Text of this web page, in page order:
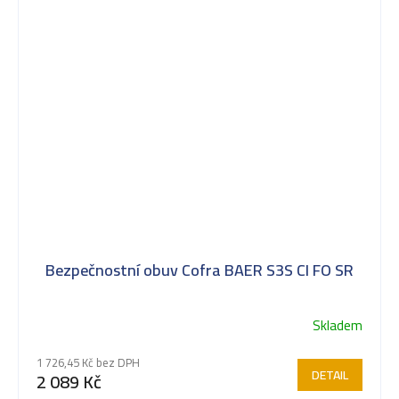
Bezpečnostní obuv Cofra BAER S3S CI FO SR
Skladem
1 726,45 Kč bez DPH
2 089 Kč DETAIL